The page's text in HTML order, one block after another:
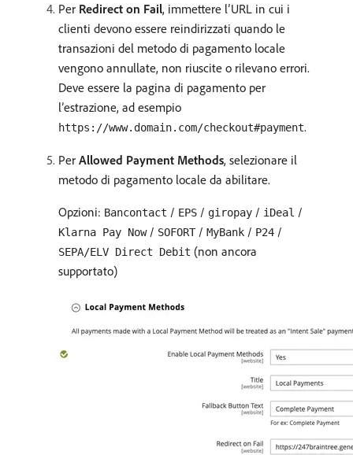
Per Redirect on Fail, immettere l’URL in cui i
clienti devono essere reindirizzati quando le
transazioni del metodo di pagamento locale
vengono annullate, non riuscite o rilevano errori.
Deve essere la pagina di pagamento per
l’estrazione, ad esempio
https://www.domain.com/checkout#payment.
Per Allowed Payment Methods, selezionare il
metodo di pagamento locale da abilitare.
Opzioni: Bancontact / EPS / giropay / iDeal /
Klarna Pay Now/ SOFORT/ MyBank / P24 /
SEPA/ELV Direct Debit (non ancora
supportato)